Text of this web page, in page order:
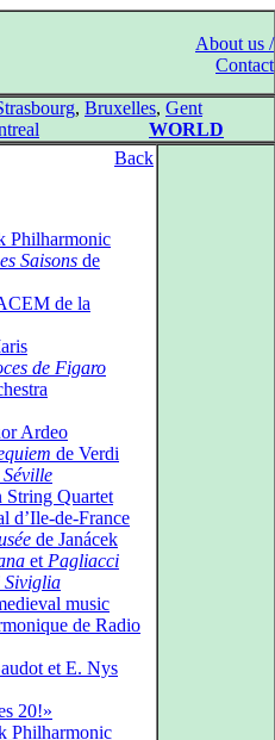
About us /
Contact
, Bruxelles, Gent
WORLD
Back
Philharmonic
Saisons de
de la
de Figaro
Ardeo
de Verdi
String Quartet
d’Ile-de-France
de Janácek
et Pagliacci
Siviglia
music
de Radio
et E. Nys
20!»
Philharmonic